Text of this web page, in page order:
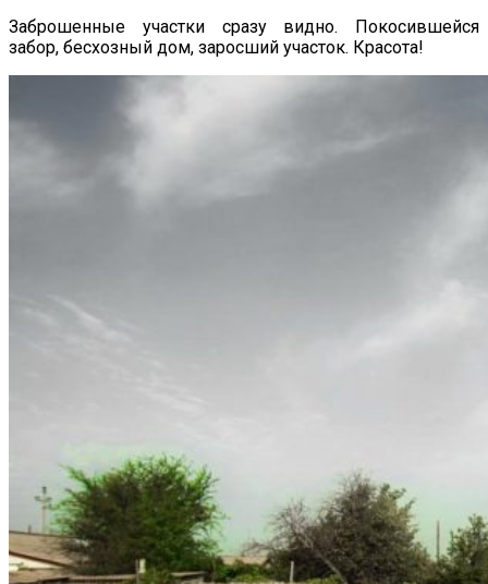
Заброшенные участки сразу видно. Покосившейся
забор, бесхозный дом, заросший участок. Красота!